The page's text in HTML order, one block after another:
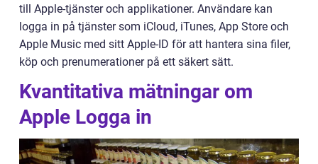
till Apple-tjänster och applikationer. Användare kan
logga in på tjänster som iCloud, iTunes, App Store och
Apple Music med sitt Apple-ID för att hantera sina filer,
köp och prenumerationer på ett säkert sätt.
Kvantitativa mätningar om
Apple Logga in